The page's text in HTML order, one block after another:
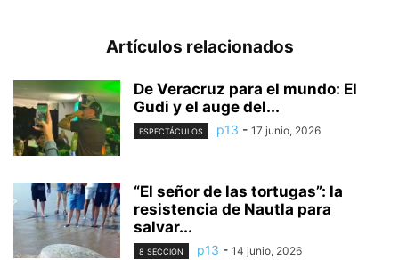
Artículos relacionados
De Veracruz para el mundo: El
Gudi y el auge del...
ESPECTÁCULOS p13 - 17 junio, 2026
“El señor de las tortugas”: la
resistencia de Nautla para
salvar...
8 SECCION p13 - 14 junio, 2026